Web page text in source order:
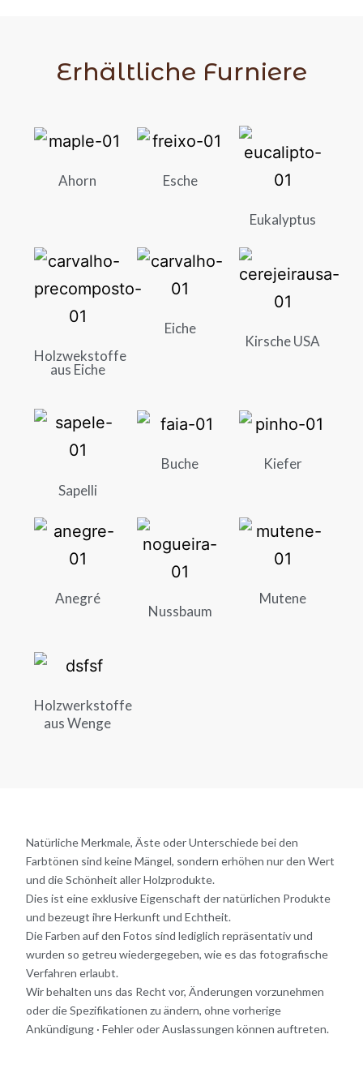
Erhältliche Furniere
Ahorn Esche
Eukalyptus
Holzwekstoffe
aus Eiche
Eiche
Kirsche USA
Sapelli
Buche Kiefer
Anegré
Nussbaum
Mutene
Holzwerkstoffe
aus Wenge
Natürliche Merkmale, Äste oder Unterschiede bei den
Farbtönen sind keine Mängel, sondern erhöhen nur den Wert
und die Schönheit aller Holzprodukte.
Dies ist eine exklusive Eigenschaft der natürlichen Produkte
und bezeugt ihre Herkunft und Echtheit.
Die Farben auf den Fotos sind lediglich repräsentativ und
wurden so getreu wiedergegeben, wie es das fotografische
Verfahren erlaubt.
Wir behalten uns das Recht vor, Änderungen vorzunehmen
oder die Spezifikationen zu ändern, ohne vorherige
Ankündigung · Fehler oder Auslassungen können auftreten.